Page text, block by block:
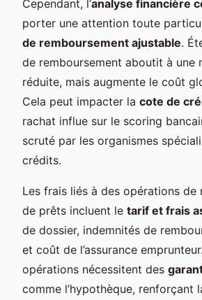
Cependant, l’analyse financière
porter une attention toute
de remboursement ajustable.
de remboursement aboutit à une
réduite, mais augmente le coût
Cela peut impacter la cote de
rachat influe sur le scoring
scruté par les organismes
crédits.
Les frais liés à des opérations
de prêts incluent le tarif et frais
de dossier, indemnités de
et coût de l’assurance
opérations nécessitent des
comme l’hypothèque, renforçant